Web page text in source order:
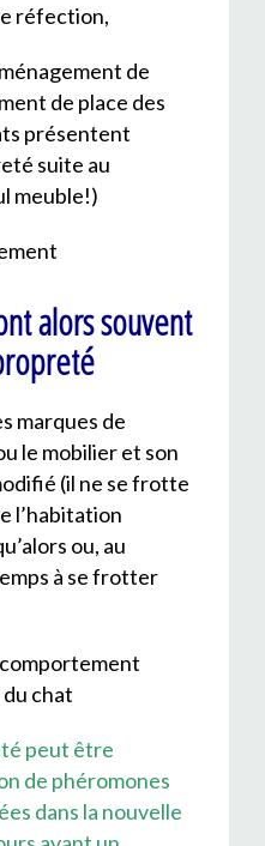
réfection,
de
de place des
présentent
suite au
meuble!)
alors souvent
marques de
le mobilier et son
(il ne se frotte
l’habitation
ou, au
à se frotter
chat
peut être
de phéromones
dans la nouvelle